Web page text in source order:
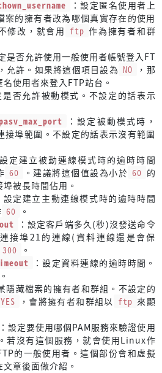
：設定匿名使用者上
案的擁有者改為哪個真實存在的使用
修改，就會用 ftp 作為擁有者和群
是否允許使用一般使用者帳號登入FT
，允許。如果將這個項目設為 NO
，那
使用者來登入FTP站台。
是否允許被動模式。不設定的話表示
：設定被動模式時，
接埠範圍。不設定的話表示沒有範圍
設定建立被動連線模式時的逾時時間
60 。建議將這個值設為小於 60 的
被長時間佔用。
設定建立主動連線模式時的逾時時間
60
。
：設定客戶端多久(秒)沒發送命令
接埠21的連線(資料連線還是會保
300
。
：設定資料連線的逾時時間。
。
隱藏檔案的擁有者和群組。不設定的
YES ，會將擁有者和群組以 ftp 來顯
：設定要使用哪個PAM服務來驗證使用
。若沒有這個服務，就會使用Linux作
的一般使用者。這個部份會和虛擬
章後面做介紹。